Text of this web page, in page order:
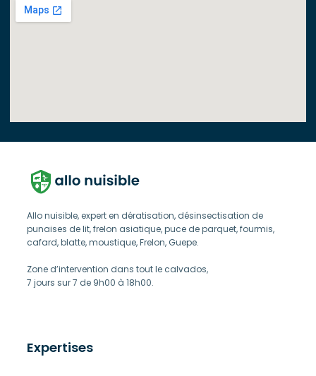
Allo nuisible, expert en dératisation, désinsectisation de
punaises de lit, frelon asiatique, puce de parquet, fourmis,
cafard, blatte, moustique, Frelon, Guepe.
Zone d’intervention dans tout le calvados,
7 jours sur 7 de 9h00 à 18h00.
Expertises